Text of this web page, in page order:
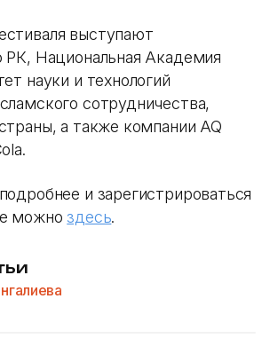
выступают
РК, Национальная Академия
науки и технологий
сотрудничества,
а также компании AQ
и зарегистрироваться
можно здесь.